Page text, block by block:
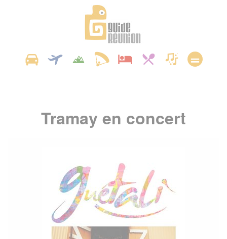
Tramay en concert
Panneau de gestion des cookies